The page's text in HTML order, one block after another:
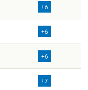
+6
+6
+6
+7